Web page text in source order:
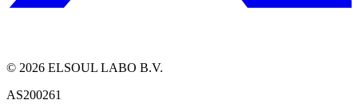
© 2026 ELSOUL LABO B.V.
AS200261